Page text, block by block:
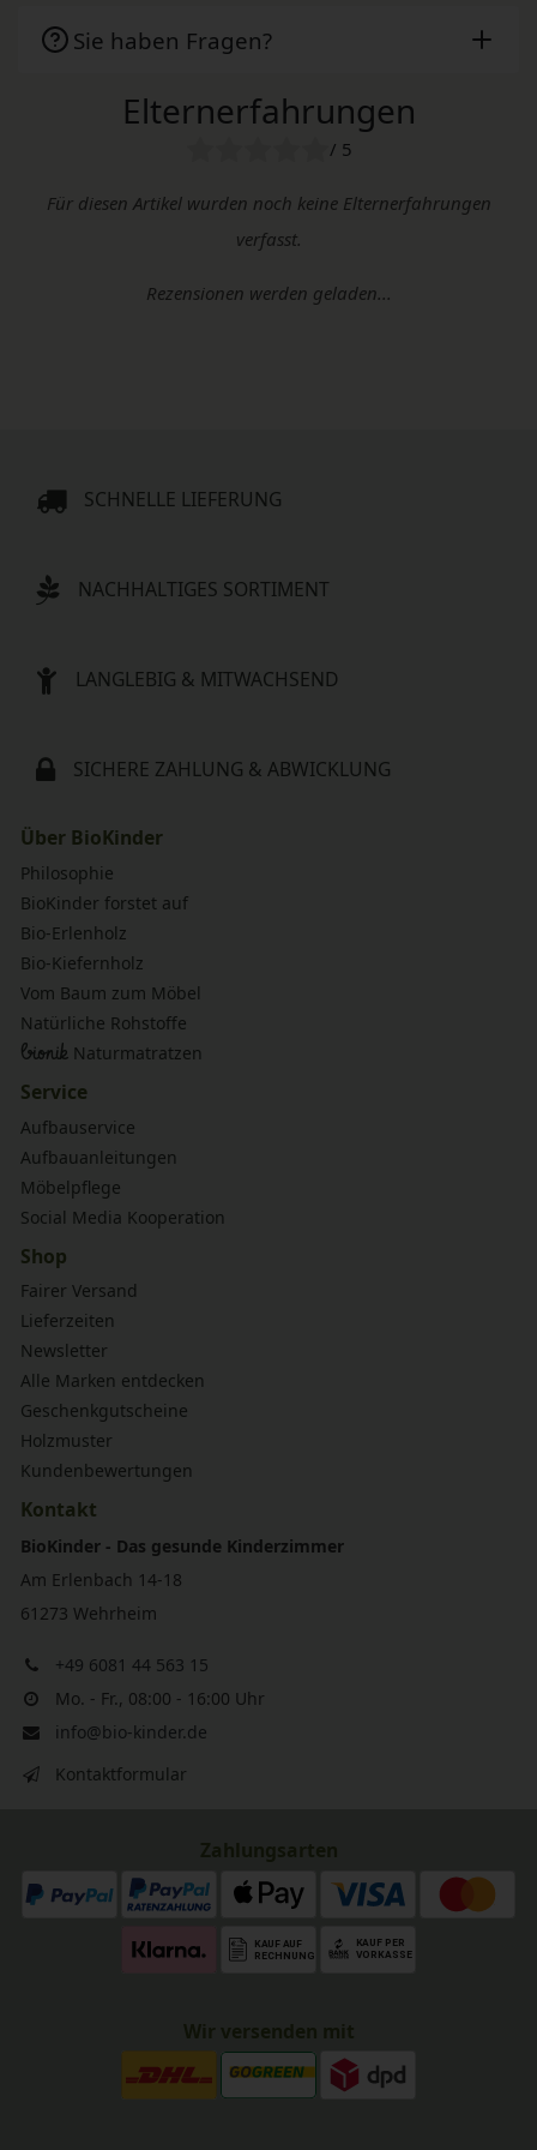
Sie haben Fragen?
Elternerfahrungen
/ 5
Für diesen Artikel wurden noch keine Elternerfahrungen
verfasst.
Rezensionen werden geladen...
SCHNELLE LIEFERUNG
NACHHALTIGES SORTIMENT
LANGLEBIG & MITWACHSEND
SICHERE ZAHLUNG & ABWICKLUNG
Über BioKinder
Philosophie
BioKinder forstet auf
Bio-Erlenholz
Bio-Kiefernholz
Vom Baum zum Möbel
Natürliche Rohstoffe
bionik Naturmatratzen
Service
Aufbauservice
Aufbauanleitungen
Möbelpflege
Social Media Kooperation
Shop
Fairer Versand
Lieferzeiten
Newsletter
Alle Marken entdecken
Geschenkgutscheine
Holzmuster
Kundenbewertungen
Kontakt
BioKinder - Das gesunde Kinderzimmer
Am Erlenbach 14-18
61273 Wehrheim
+49 6081 44 563 15
Mo. - Fr., 08:00 - 16:00 Uhr
info@bio-kinder.de
Kontaktformular
Zahlungsarten
Wir versenden mit